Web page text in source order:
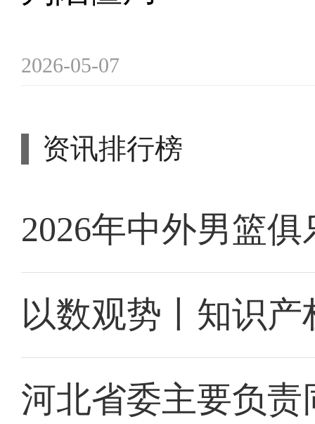
2026-05-07
资讯排行榜
2026年中外男篮
以数观势丨知识
河北省委主要负